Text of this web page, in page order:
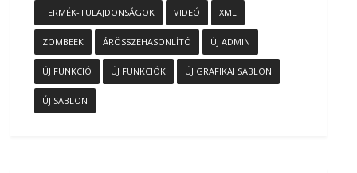
TERMÉK-TULAJDONSÁGOK VIDEÓ XML
ZOMBEEK ÁRÖSSZEHASONLÍTÓ ÚJ ADMIN
ÚJ FUNKCIÓ ÚJ FUNKCIÓK ÚJ GRAFIKAI SABLON
ÚJ SABLON